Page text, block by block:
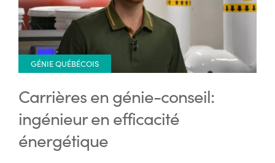
GÉNIE QUÉBÉCOIS
Carrières en génie-conseil:
ingénieur en efficacité
énergétique